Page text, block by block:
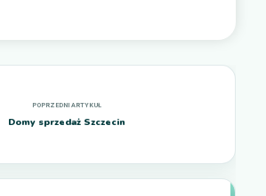
Domy sprzedaż Szczecin